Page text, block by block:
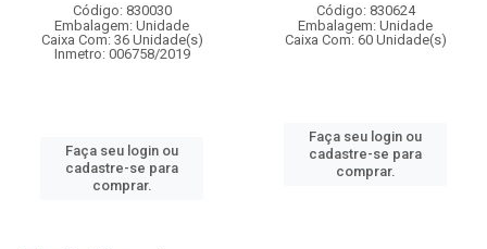
Código: 830030
Embalagem: Unidade
Caixa Com: 36 Unidade(s)
Inmetro: 006758/2019
Faça seu login ou
cadastre-se para
comprar.
Código: 830624
Embalagem: Unidade
Caixa Com: 60 Unidade(s)
Faça seu login ou
cadastre-se para
comprar.